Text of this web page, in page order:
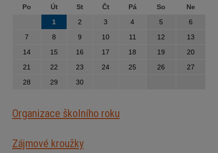
Po
Út St Čt Pá So
Ne
1
2 3 4 5
6
7
8 9 10 11 12
13
14
15 16 17 18 19
20
21
22 23 24 25 26
27
28
29 30
Organizace školního roku
Zájmové kroužky